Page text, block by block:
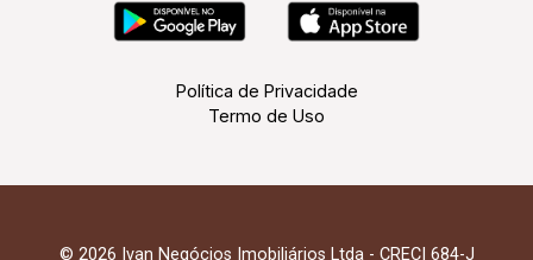
Política de Privacidade
Termo de Uso
© 2026 Ivan Negócios Imobiliários Ltda - CRECI 684-J